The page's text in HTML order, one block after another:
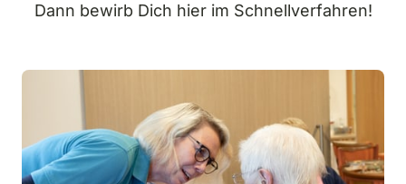
Dann bewirb Dich hier im Schnellverfahren!